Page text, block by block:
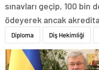
sınavları geçip, 100 bin
ödeyerek ancak
Diploma Diş Hekimliği